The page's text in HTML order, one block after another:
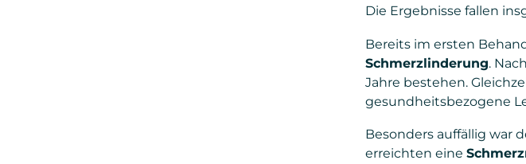
Die Ergebnisse fallen
Bereits im ersten
Schmerzlinderung.
Jahre bestehen.
gesundheitsbezogene
Besonders auffällig war
erreichten eine